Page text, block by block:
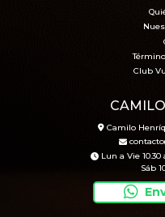
Club
Camilo
Lun a Vie 10.30
Sáb